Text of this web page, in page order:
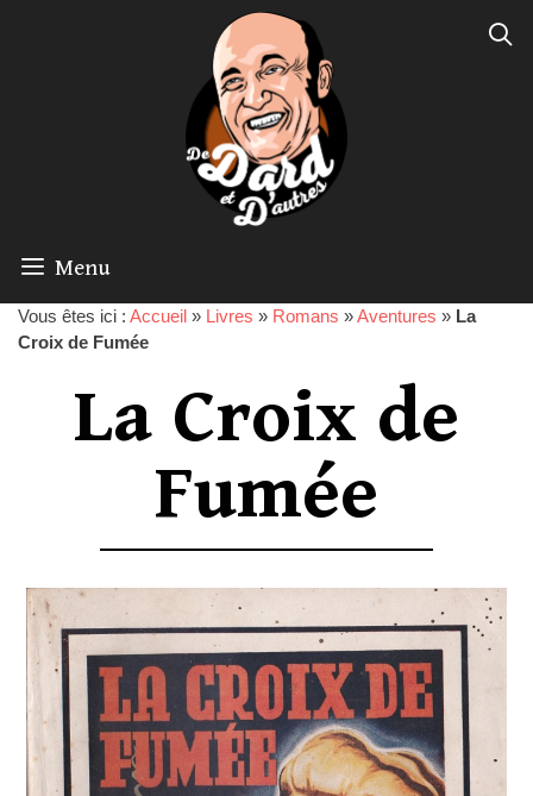
Menu
Vous êtes ici : Accueil » Livres » Romans »Aventures » La
Croix de Fumée
La Croix de
Fumée